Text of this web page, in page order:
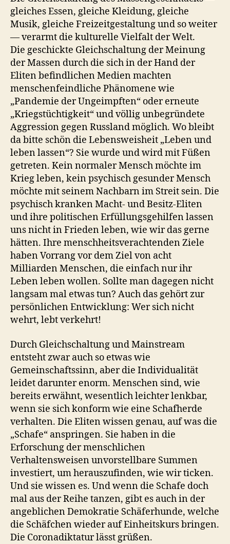
gleiches Essen, gleiche Kleidung, gleiche
Musik, gleiche Freizeitgestaltung und so weiter
— verarmt die kulturelle Vielfalt der Welt.
Die geschickte Gleichschaltung der Meinung
der Massen durch die sich in der Hand der
Eliten befindlichen Medien machten
menschenfeindliche Phänomene wie
„Pandemie der Ungeimpften“ oder erneute
„Kriegstüchtigkeit“ und völlig unbegründete
Aggression gegen Russland möglich. Wo bleibt
da bitte schön die Lebensweisheit „Leben und
leben lassen“? Sie wurde und wird mit Füßen
getreten. Kein normaler Mensch möchte im
Krieg leben, kein psychisch gesunder Mensch
möchte mit seinem Nachbarn im Streit sein. Die
psychisch kranken Macht- und Besitz-Eliten
und ihre politischen Erfüllungsgehilfen lassen
uns nicht in Frieden leben, wie wir das gerne
hätten. Ihre menschheitsverachtenden Ziele
haben Vorrang vor dem Ziel von acht
Milliarden Menschen, die einfach nur ihr
Leben leben wollen. Sollte man dagegen nicht
langsam mal etwas tun? Auch das gehört zur
persönlichen Entwicklung: Wer sich nicht
wehrt, lebt verkehrt!
Durch Gleichschaltung und Mainstream
entsteht zwar auch so etwas wie
Gemeinschaftssinn, aber die Individualität
leidet darunter enorm. Menschen sind, wie
bereits erwähnt, wesentlich leichter lenkbar,
wenn sie sich konform wie eine Schafherde
verhalten. Die Eliten wissen genau, auf was die
„Schafe“ anspringen. Sie haben in die
Erforschung der menschlichen
Verhaltensweisen unvorstellbare Summen
investiert, um herauszufinden, wie wir ticken.
Und sie wissen es. Und wenn die Schafe doch
mal aus der Reihe tanzen, gibt es auch in der
angeblichen Demokratie Schäferhunde, welche
die Schäfchen wieder auf Einheitskurs bringen.
Die Coronadiktatur lässt grüßen.